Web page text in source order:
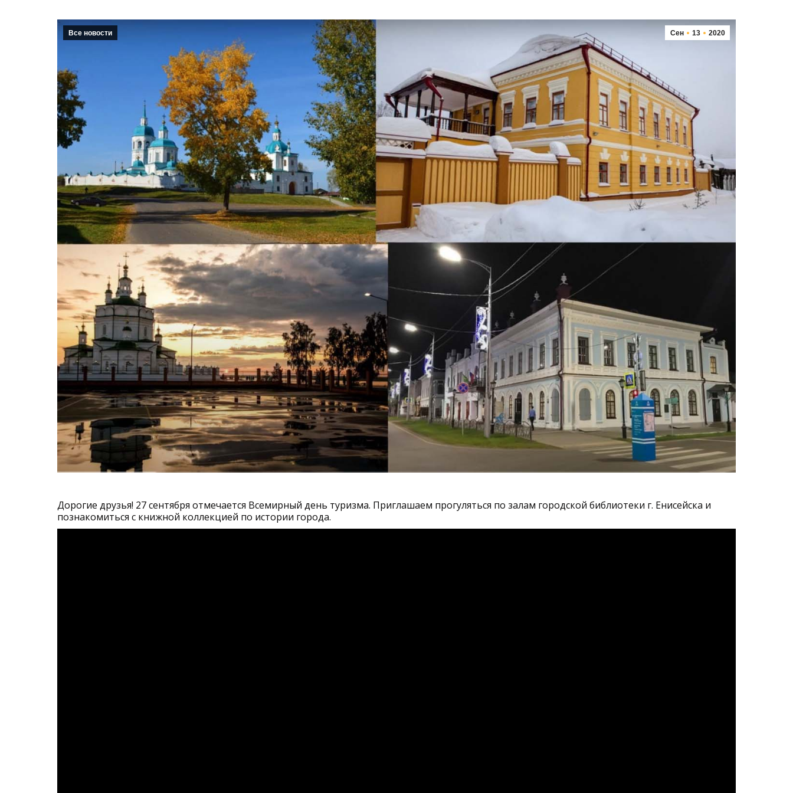
Сен 13 2020
Все новости
Дорогие друзья! 27 сентября отмечается Всемирный день туризма. Приглашаем прогуляться по залам городской библиотеки г. Енисейска и
познакомиться с книжной коллекцией по истории города.